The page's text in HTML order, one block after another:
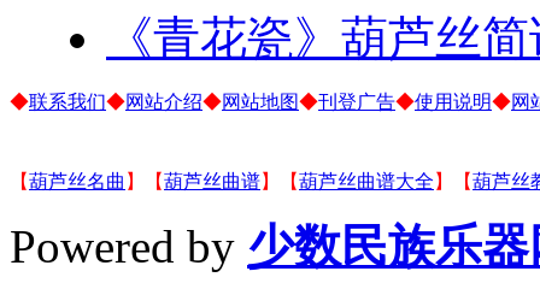
《青花瓷》葫芦丝
◆联系我们◆网站介绍◆网站地图◆刊登广告◆使用说明◆网
【葫芦丝名曲 】【葫芦丝曲谱】【葫芦丝曲谱大全 】【葫芦丝
Powered by 少数民族乐器